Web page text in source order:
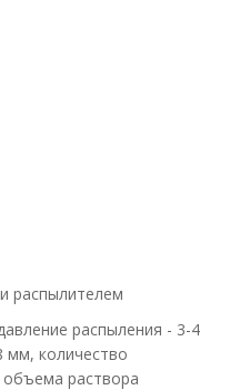
распылителем
распыления - 3-4
мм, количество
раствора